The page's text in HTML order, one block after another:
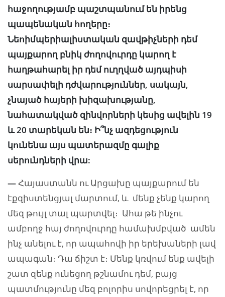
հաջողությամբ պաշտպանում են իրենց
պապենական հողերը։
Նեոիմպերիալիստական զավթիչների դեմ
պայքարող բնիկ ժողովուրդը կարող է
հաղթահարել իր դեմ ուղղված այդպիսի
սարսափելի դժվարություններ, սակայն,
չնայած հայերի խիզախությանը,
նահատակված զինվորների կեսից ավելին 19
և 20 տարեկան են։ Ի՞նչ ազդեցություն
կունենա այս պատերազմը գալիք
սերունդների վրա:
—Հայաստանն ու Արցախը պայքարում են
էքզիստենցյալ մարտում, և մենք չենք կարող
մեզ թույլ տալ պարտվել։ Ահա թե ինչու
ամբողջ հայ ժողովուրդը համախմբված ամեն
ինչ անելու է, որ ապահովի իր երեխաների լավ
ապագան։ Դա ճիշտ է։ Մենք կռվում ենք ավելի
շատ զենք ունեցող թշնամու դեմ, բայց
պատմությունը մեզ բոլորիս սովորեցրել է, որ